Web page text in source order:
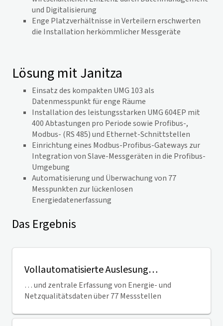
und Digitalisierung
Enge Platzverhältnisse in Verteilern erschwerten
die Installation herkömmlicher Messgeräte
Lösung mit Janitza
Einsatz des kompakten UMG 103 als
Datenmesspunkt für enge Räume
Installation des leistungsstarken UMG 604EP mit
400 Abtastungen pro Periode sowie Profibus-,
Modbus- (RS 485) und Ethernet-Schnittstellen
Einrichtung eines Modbus-Profibus-Gateways zur
Integration von Slave-Messgeräten in die Profibus-
Umgebung
Automatisierung und Überwachung von 77
Messpunkten zur lückenlosen
Energiedatenerfassung
Das Ergebnis
Vollautomatisierte Auslesung…
… und zentrale Erfassung von Energie- und
Netzqualitätsdaten über 77 Messstellen